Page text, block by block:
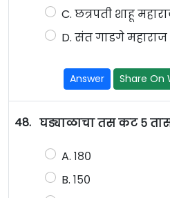
C. छत्रपती शाहू
D. संत गाडगे महाराज
Answer Share On
48. घड्याळाचा तस कट ५
A. १८०
B. १५०